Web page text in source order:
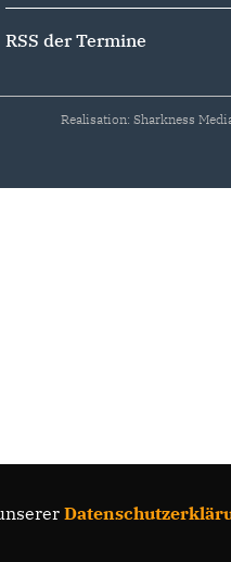
RSS der Termine
Realisation: Sharkness